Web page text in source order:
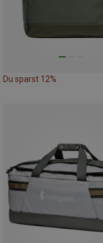
Du sparst 12%